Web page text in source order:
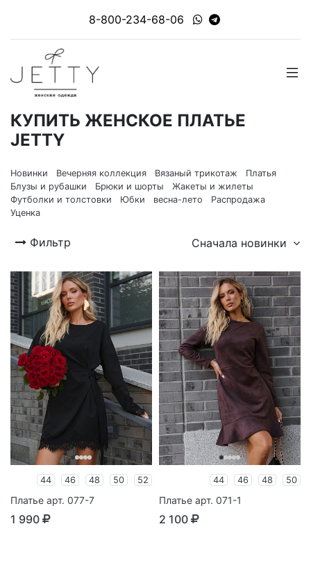
8-800-234-68-06
КУПИТЬ ЖЕНСКОЕ ПЛАТЬЕ
JETTY
Новинки Вечерняя коллекция Вязаный трикотаж
Платья
Блузы и рубашки
Брюки и шорты
Жакеты и жилеты
Футболки и толстовки
Юбки весна-лето
Распродажа
Уценка
Фильтр Сначала новинки
44 46 48 50 52
Платье арт. 077-7
1 990
44 46 48 50
Платье арт. 071-1
2 100